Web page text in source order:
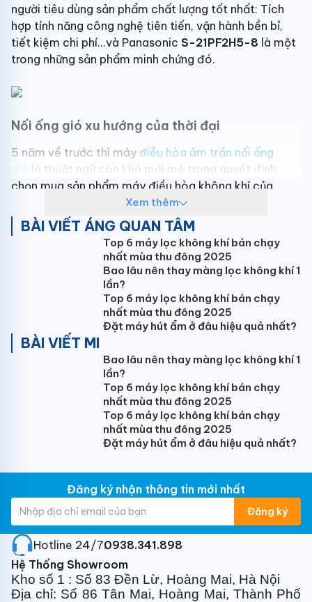
người tiêu dùng sản phẩm chất lượng tốt nhất: Tích
hợp tính năng công nghệ tiên tiến, vận hành bền bỉ,
tiết kiệm chi phí...và Panasonic S-21PF2H5-8 là một
trong những sản phẩm minh chứng đó.
Nối ống gió xu hướng của thời đại
5 năm về trước thì máy điều hòa âm trần nối ống
gió là thuật ngữ còn khá mới mẻ trong quyết định
chọn mua sản phẩm máy điều hòa không khí của
người tiêu dùng. Nhưng giờ đây kinh tế phát triển, kỹ
thuật lắp đặt được nâng cao, nhu cầu về thẩm mỹ
càng được chú trọng thì máy điều hòa nối ống gió là
giải pháp lựa chọn tối ưu nhất cho công trình của Bạn.
Với công suất 21.000BTU, Điều hòa giấu trần
PanasonicS-21PF2H5-8 phù hợp lắp đặt cho căn
phòng diện tích dưới 40m2: Phòng ngủ lớn, phòng
Cửa gió thiết kế linh hoạt
Ưu điểm của điều hòa nối ống gióPanasonic S-
Dàn lạnh của máy và đường đi ống lắp
cũng như kích thước cửa gió được bố trí tùy chọn
theo nhu cầu sử dụng và thiết kế nội thất căn phòng
của Bạn. Giúp Bạn tận hưởng cảm giác mát lạnh thoải
mát dễ chịu nhất.
Tích hợp công nghệ Inverter tiên tiến
Công nghệ Inverter là công nghệ tiên tiến nhất hiện
nay: 4ưu điểm công nghệ invertermang lại lợi ích
Xem thêm
BÀI VIẾT ÁNG QUAN TÂM
Top 6 máy lọc không khí bán chạy
nhất mùa thu đông 2025
Bao lâu nên thay màng lọc không khí 1
lần?
Top 6 máy lọc không khí bán chạy
nhất mùa thu đông 2025
Đặt máy hút ẩm ở đâu hiệu quả nhất?
BÀI VIẾT MI
Bao lâu nên thay màng lọc không khí 1
lần?
Top 6 máy lọc không khí bán chạy
nhất mùa thu đông 2025
Top 6 máy lọc không khí bán chạy
nhất mùa thu đông 2025
Đặt máy hút ẩm ở đâu hiệu quả nhất?
Đăng ký nhận thông tin mới nhất
Đăng ký
Hotline 24/7:0938.341.898
Hệ Thống Showroom
Kho số 1 : Số 83 Đền Lừ, Hoàng Mai, Hà Nội
Địa chỉ: Số 86 Tân Mai, Hoàng Mai, Thành Phố